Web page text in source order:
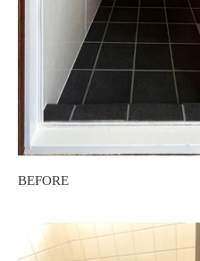
BEFORE